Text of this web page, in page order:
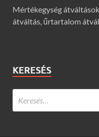
Mértékegység
átváltás, űrtartalom
KERESÉS